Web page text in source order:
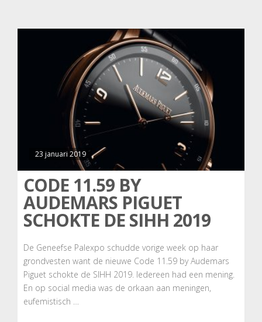
23 januari 2019
CODE 11.59 BY
AUDEMARS PIGUET
SCHOKTE DE SIHH 2019
De Geneefse Palexpo schudde vorige week op haar
grondvesten want de nieuwe Code 11.59 by Audemars
Piguet schokte de SIHH 2019. Iedereen had een mening.
En op social media was de orkaan aan meningen,
eufemistisch …